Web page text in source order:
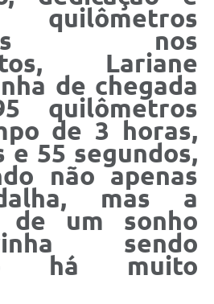
nos
Lariane
de chegada
quilômetros
de 3 horas,
e 55 segundos,
não apenas
mas a
de um sonho
sendo
há muito